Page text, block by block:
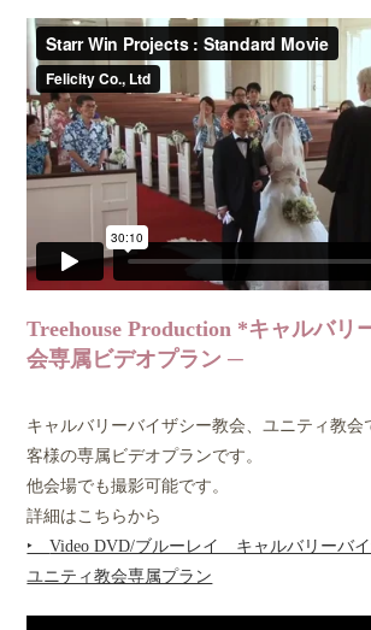
Treehouse Production *キャルバリ
会専属ビデオプラン
キャルバリーバイザシー教会、ユニティ教会
客様の専属ビデオプランです。
他会場でも撮影可能です。
詳細はこちらから
‣Video DVD/ブルーレイ キャルバリー
ユニティ教会専属プラン